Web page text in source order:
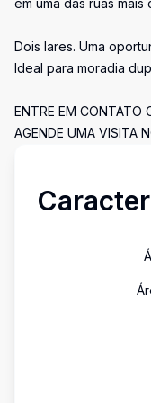
em uma das ruas
Dois lares. Uma
Ideal para moradia
ENTRE EM CONTATO
AGENDE UMA VISITA